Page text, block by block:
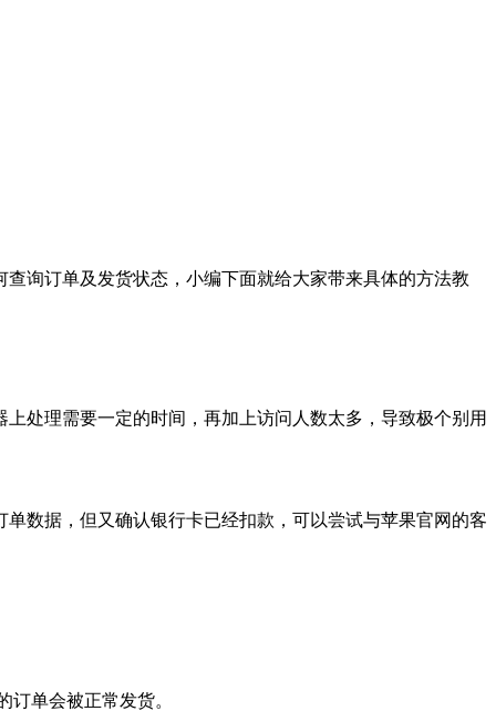
询订单及发货状态，小编下面就给大家带来具体的方法教
理需要一定的时间，再加上访问人数太多，导致极个别用
据，但又确认银行卡已经扣款，可以尝试与苹果官网的客
单会被正常发货。